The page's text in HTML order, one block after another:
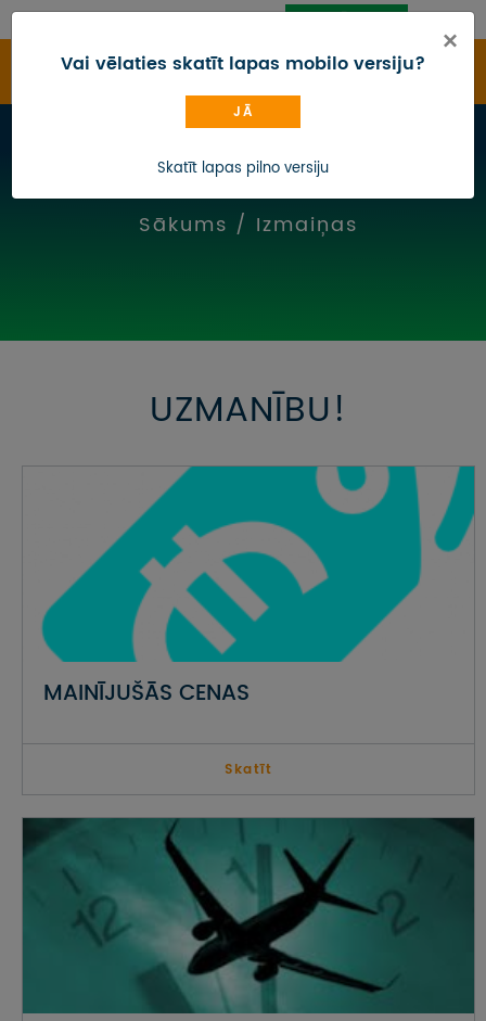
DĀVANU KARTE
KONTAKTI
UZŅEMOŠAIS TŪRISMS
IMPRO KONKURSI
PIRMSLĪGUMA INFORMĀCIJA, KLIENTA LĪGUMS,
CEĻOJUMU APDROŠINĀŠANA
ATSAUKSMES PAR CEĻOJUMU
IMPRO PRIVĀTUMA POLITIKA
Seko mums:
Izmaiņas
Sākums / Izmaiņas
UZMANĪBU!
MAINĪJUŠĀS CENAS
Skatīt
×
Vai vēlaties skatīt lapas mobilo versiju?
JĀ
Skatīt lapas pilno versiju